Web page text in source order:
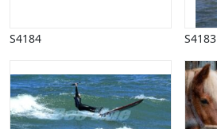
S4184 S4183